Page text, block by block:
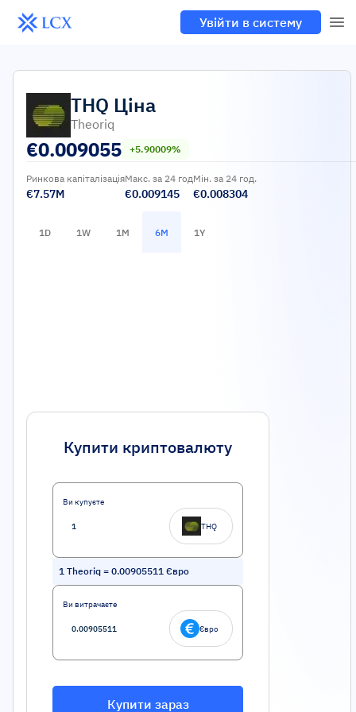
Увійти в систему
THQ Ціна
Theoriq
€0.009055 +5.90009%
Ринкова капіталізація
€7.57M
Макс. за 24 год
€0.009145
Мін. за 24 год.
€0.008304
1D 1W 1M 6M 1Y
Купити криптовалюту
Ви купуєте
THQ
1 Theoriq = 0.00905511 Євро
Ви витрачаєте
Євро
Купити зараз